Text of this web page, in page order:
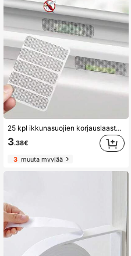
25 kpl ikkunasuojien korjauslaastareita, liimaa ja korjaussarja, sisätilojen hyönteis-, kärpäs- ja hyttysverhoverkko, ikkunasuojien korjaustarrat
3.38€
3muuta myyjää